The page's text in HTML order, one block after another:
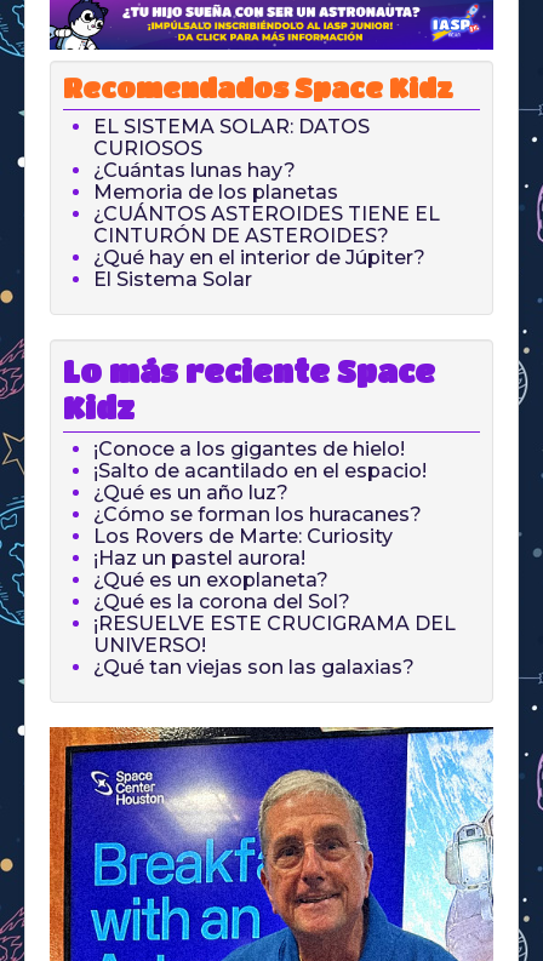
Recomendados Space Kidz
EL SISTEMA SOLAR: DATOS
CURIOSOS
¿Cuántas lunas hay?
Memoria de los planetas
¿CUÁNTOS ASTEROIDES TIENE EL
CINTURÓN DE ASTEROIDES?
¿Qué hay en el interior de Júpiter?
El Sistema Solar
Lo más reciente Space
Kidz
¡Conoce a los gigantes de hielo!
¡Salto de acantilado en el espacio!
¿Qué es un año luz?
¿Cómo se forman los huracanes?
Los Rovers de Marte: Curiosity
¡Haz un pastel aurora!
¿Qué es un exoplaneta?
¿Qué es la corona del Sol?
¡RESUELVE ESTE CRUCIGRAMA DEL
UNIVERSO!
¿Qué tan viejas son las galaxias?